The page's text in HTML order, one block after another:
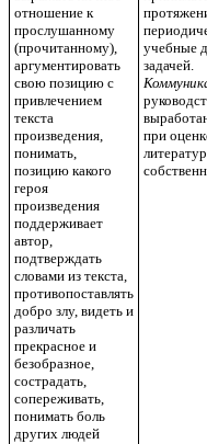
отношение к
прослушанному
(прочитанному),
аргументировать
свою позицию с
привлечением
текста
произведения,
понимать,
позицию какого
героя
произведения
поддерживает
автор,
подтверждать
словами из текста,
противопоставлять
добро злу, видеть и
различать
прекрасное и
безобразное,
сострадать,
сопереживать,
понимать боль
других людей
учебные
задачей.
при